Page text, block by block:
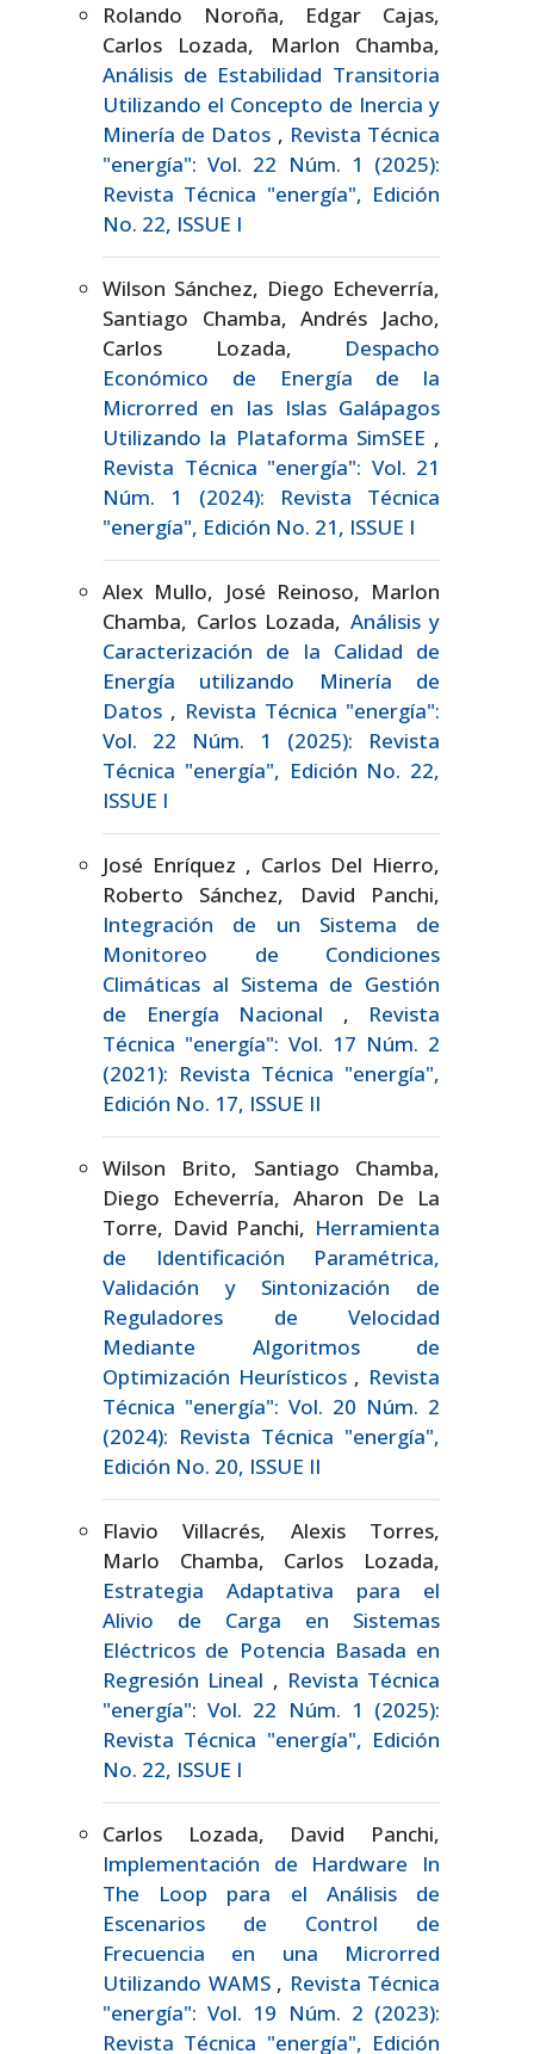
Rolando Noroña, Edgar Cajas,
Carlos Lozada, Marlon Chamba,
Análisis de Estabilidad Transitoria
Utilizando el Concepto de Inercia y
Minería de Datos , Revista Técnica
"energía": Vol. 22 Núm. 1 (2025):
Revista Técnica "energía", Edición
No. 22, ISSUE I
Wilson Sánchez, Diego Echeverría,
Santiago Chamba, Andrés Jacho,
Carlos Lozada, Despacho
Económico de Energía de la
Microrred en las Islas Galápagos
Utilizando la Plataforma SimSEE ,
Revista Técnica "energía": Vol. 21
Núm. 1 (2024): Revista Técnica
"energía", Edición No. 21, ISSUE I
Alex Mullo, José Reinoso, Marlon
Chamba, Carlos Lozada, Análisis y
Caracterización de la Calidad de
Energía utilizando Minería de
Datos , Revista Técnica "energía":
Vol. 22 Núm. 1 (2025): Revista
Técnica "energía", Edición No. 22,
ISSUE I
José Enríquez , Carlos Del Hierro,
Roberto Sánchez, David Panchi,
Integración de un Sistema de
Monitoreo de Condiciones
Climáticas al Sistema de Gestión
de Energía Nacional , Revista
Técnica "energía": Vol. 17 Núm. 2
(2021): Revista Técnica "energía",
Edición No. 17, ISSUE II
Wilson Brito, Santiago Chamba,
Diego Echeverría, Aharon De La
Torre, David Panchi, Herramienta
de Identificación Paramétrica,
Validación y Sintonización de
Reguladores de Velocidad
Mediante Algoritmos de
Optimización Heurísticos , Revista
Técnica "energía": Vol. 20 Núm. 2
(2024): Revista Técnica "energía",
Edición No. 20, ISSUE II
Flavio Villacrés, Alexis Torres,
Marlo Chamba, Carlos Lozada,
Estrategia Adaptativa para el
Alivio de Carga en Sistemas
Eléctricos de Potencia Basada en
Regresión Lineal , Revista Técnica
"energía": Vol. 22 Núm. 1 (2025):
Revista Técnica "energía", Edición
No. 22, ISSUE I
Carlos Lozada, David Panchi,
Implementación de Hardware In
The Loop para el Análisis de
Escenarios de Control de
Frecuencia en una Microrred
Utilizando WAMS , Revista Técnica
"energía": Vol. 19 Núm. 2 (2023):
Revista Técnica "energía", Edición